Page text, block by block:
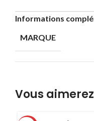
Informations
MARQUE
Vous